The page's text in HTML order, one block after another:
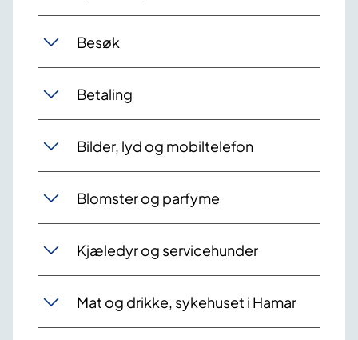
Besøk
Betaling
Bilder, lyd og mobiltelefon
Blomster og parfyme
Kjæledyr og servicehu​​nder
Mat og drikke, sykehuset i Hamar